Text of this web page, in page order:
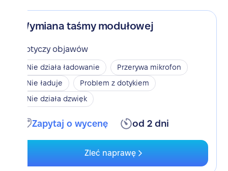
Wymiana taśmy modułowej
Dotyczy objawów
Nie działa ładowanie
Przerywa mikrofon
Nie ładuje
Problem z dotykiem
Nie działa dzwięk
Zapytaj o wycenę od 2 dni
Zleć naprawę